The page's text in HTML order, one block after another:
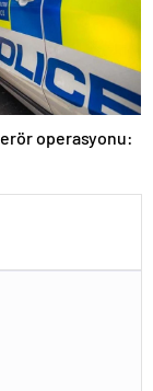
operasyonu: